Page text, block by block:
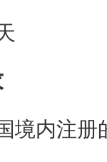
境内注